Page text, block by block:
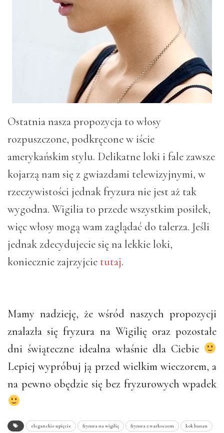
Ostatnia nasza propozycja to włosy
rozpuszczone, podkręcone w iście
amerykańskim stylu. Delikatne loki i fale zawsze
kojarzą nam się z gwiazdami telewizyjnymi, w
rzeczywistości jednak fryzura nie jest aż tak
wygodna. Wigilia to przede wszystkim posiłek,
więc włosy mogą wam zaglądać do talerza. Jeśli
jednak zdecydujecie się na lekkie loki,
koniecznie zajrzyjcie tutaj.
Mamy nadzieję, że wśród naszych propozycji
znalazła się fryzura na Wigilię oraz pozostałe
dni świąteczne idealna właśnie dla Ciebie
Lepiej wypróbuj ją przed wielkim wieczorem, a
na pewno obędzie się bez fryzurowych wpadek
eleganckie upięcie fryzura na wigilię fryzura z warkoczem kok banan